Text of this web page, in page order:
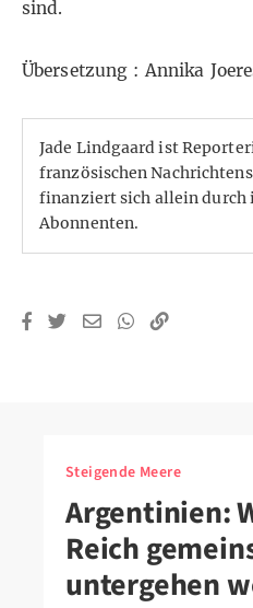
sind.
Übersetzung : Annika
Jade Lindgaard ist
französischen
finanziert sich allein durch
Abonnenten.
Steigende Meere
Argentinien:
Reich
untergehen